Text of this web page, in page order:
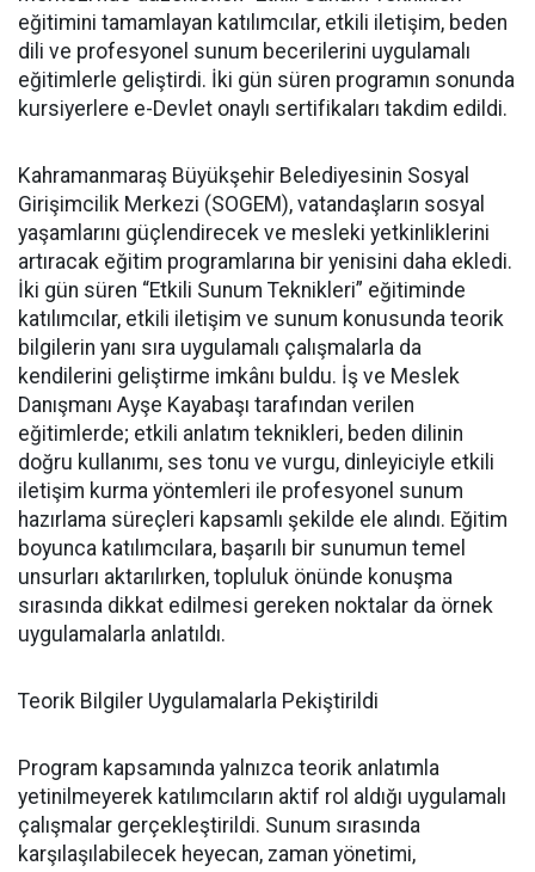
eğitimini tamamlayan katılımcılar, etkili iletişim, beden
dili ve profesyonel sunum becerilerini uygulamalı
eğitimlerle geliştirdi. İki gün süren programın sonunda
kursiyerlere e-Devlet onaylı sertifikaları takdim edildi.
Kahramanmaraş Büyükşehir Belediyesinin Sosyal
Girişimcilik Merkezi (SOGEM), vatandaşların sosyal
yaşamlarını güçlendirecek ve mesleki yetkinliklerini
artıracak eğitim programlarına bir yenisini daha ekledi.
İki gün süren “Etkili Sunum Teknikleri” eğitiminde
katılımcılar, etkili iletişim ve sunum konusunda teorik
bilgilerin yanı sıra uygulamalı çalışmalarla da
kendilerini geliştirme imkânı buldu. İş ve Meslek
Danışmanı Ayşe Kayabaşı tarafından verilen
eğitimlerde; etkili anlatım teknikleri, beden dilinin
doğru kullanımı, ses tonu ve vurgu, dinleyiciyle etkili
iletişim kurma yöntemleri ile profesyonel sunum
hazırlama süreçleri kapsamlı şekilde ele alındı. Eğitim
boyunca katılımcılara, başarılı bir sunumun temel
unsurları aktarılırken, topluluk önünde konuşma
sırasında dikkat edilmesi gereken noktalar da örnek
uygulamalarla anlatıldı.
Teorik Bilgiler Uygulamalarla Pekiştirildi
Program kapsamında yalnızca teorik anlatımla
yetinilmeyerek katılımcıların aktif rol aldığı uygulamalı
çalışmalar gerçekleştirildi. Sunum sırasında
karşılaşılabilecek heyecan, zaman yönetimi,